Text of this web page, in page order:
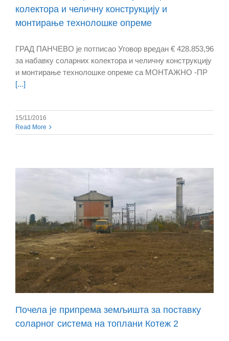
колектора и челичну конструкцију и
монтирање технолошке опреме
ГРАД ПАНЧЕВО је потписао Уговор вредан € 428.853,96
за набавку соларних колектора и челичну конструкцију
и монтирање технолошке опреме са МОНТАЖНО -ПР
[...]
15/11/2016
Read More
Почела је припрема земљишта за поставку
соларног система на топлани Котеж 2